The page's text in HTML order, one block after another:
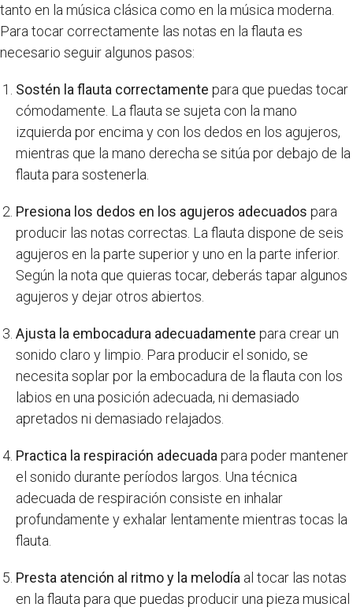
tanto en la música clásica como en la música moderna.
Para tocar correctamente las notas en la flauta es
necesario seguir algunos pasos:
Sostén la flauta correctamente para que puedas tocar
cómodamente. La flauta se sujeta con la mano
izquierda por encima y con los dedos en los agujeros,
mientras que la mano derecha se sitúa por debajo de la
flauta para sostenerla.
Presiona los dedos en los agujeros adecuados para
producir las notas correctas. La flauta dispone de seis
agujeros en la parte superior y uno en la parte inferior.
Según la nota que quieras tocar, deberás tapar algunos
agujeros y dejar otros abiertos.
Ajusta la embocadura adecuadamente para crear un
sonido claro y limpio. Para producir el sonido, se
necesita soplar por la embocadura de la flauta con los
labios en una posición adecuada, ni demasiado
apretados ni demasiado relajados.
Practica la respiración adecuada para poder mantener
el sonido durante períodos largos. Una técnica
adecuada de respiración consiste en inhalar
profundamente y exhalar lentamente mientras tocas la
flauta.
Presta atención al ritmo y la melodía al tocar las notas
en la flauta para que puedas producir una pieza musical